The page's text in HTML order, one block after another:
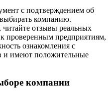
с подтверждением об
компанию.
отзывы реальных
проверенным предприятиям,
ознакомления с
и имеют положительные
компании